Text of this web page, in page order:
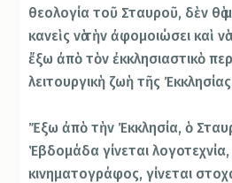
θεολογία τοῦ Σταυροῦ, δὲν θὰ
κανεὶς νὰ τὴν ἀφομοιώσει καὶ
ἔξω ἀπὸ τὸν ἐκκλησιαστικὸ
λειτουργικὴ ζωὴ τῆς
Ἔξω ἀπὸ τὴν Ἐκκλησία, ὁ
Ἑβδομάδα γίνεται
κινηματογράφος, γίνεται